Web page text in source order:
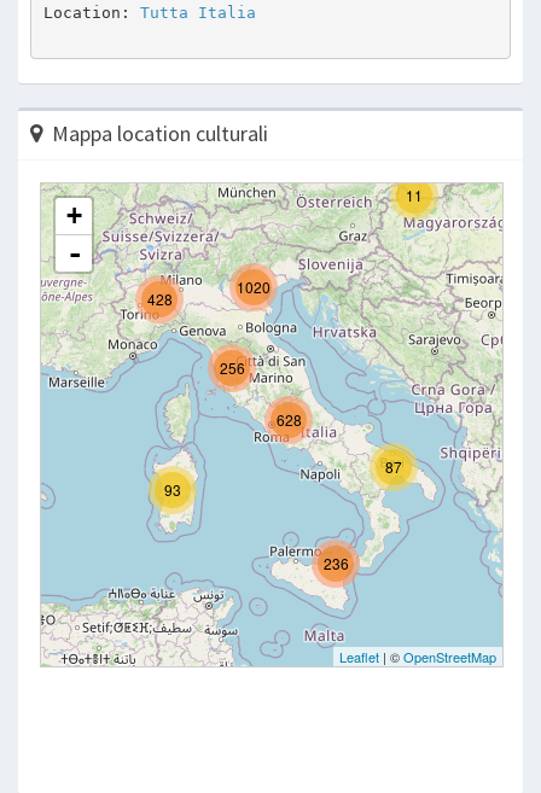
Location: Tutta Italia
Mappa location culturali